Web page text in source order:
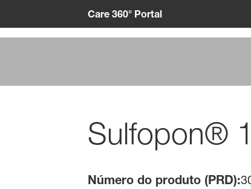
Care 360° Portal
Sulfopon®
Número do produto (PRD):